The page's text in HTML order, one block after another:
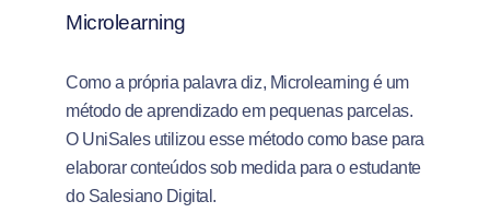
Microlearning
Como a própria palavra diz, Microlearning é um
método de aprendizado em pequenas parcelas.
O UniSales utilizou esse método como base para
elaborar conteúdos sob medida para o estudante
do Salesiano Digital.